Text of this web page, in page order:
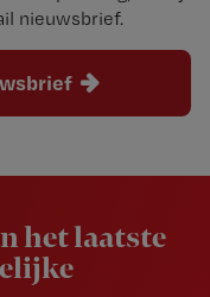
nieuwsbrief.
het laatste